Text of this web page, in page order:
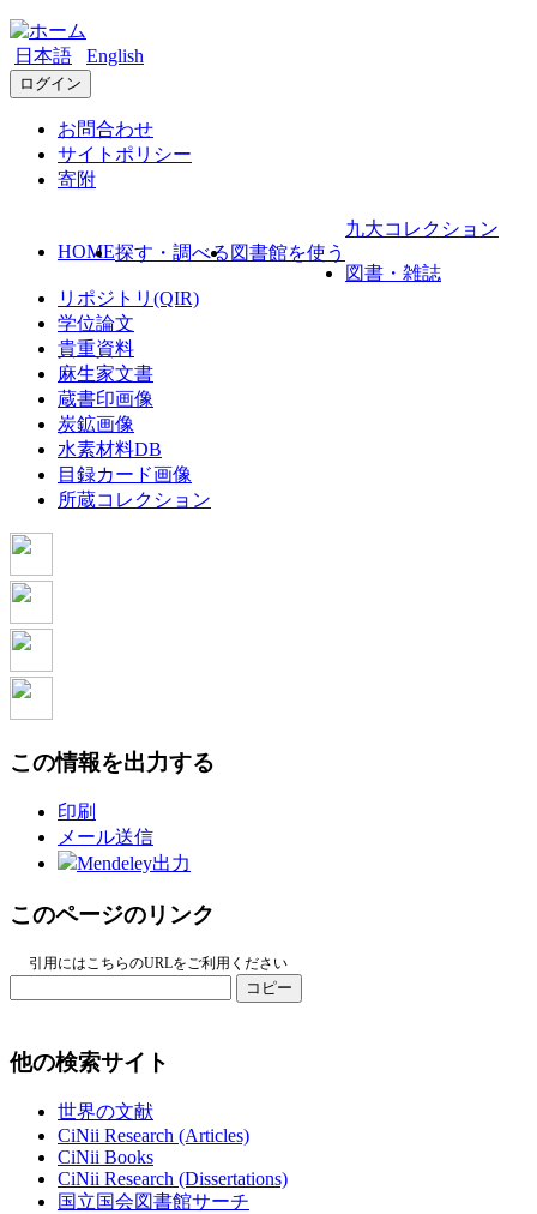
日本語 English
ログイン
お問合わせ
サイトポリシー
寄附
HOME探す・調べる 図書館を使う
九大コレクション
図書・雑誌
リポジトリ(QIR)
学位論文
貴重資料
麻生家文書
蔵書印画像
炭鉱画像
水素材料DB
目録カード画像
所蔵コレクション
この情報を出力する
印刷
メール送信
Mendeley出力
このページのリンク
引用にはこちらのURLをご利用ください
コピー
他の検索サイト
世界の文献
CiNii Research (Articles)
CiNii Books
CiNii Research (Dissertations)
国立国会図書館サーチ